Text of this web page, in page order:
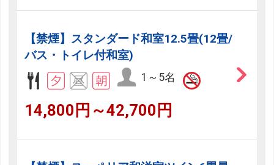
【禁煙】スタンダード和室12.5畳(12畳/
バス・トイレ付和室)
1～5名
14,800円～42,700円